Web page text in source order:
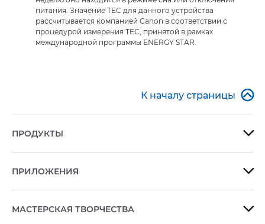
питания. Значение TEC для данного устройства
рассчитывается компанией Canon в соответствии с
процедурой измерения TEC, принятой в рамках
международной программы ENERGY STAR.
К началу страницы 
ПРОДУКТЫ 
ПРИЛОЖЕНИЯ 
МАСТЕРСКАЯ ТВОРЧЕСТВА 